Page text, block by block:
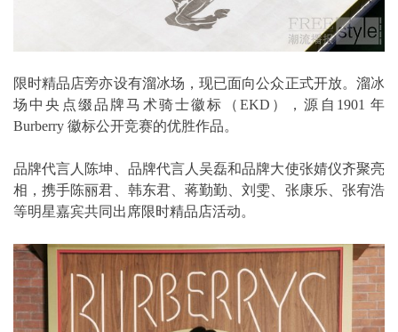
限时精品店旁亦设有溜冰场，现已面向公众正式开放。溜冰
场中央点缀品牌马术骑士徽标（EKD），源自1901 年
Burberry 徽标公开竞赛的优胜作品。
品牌代言人陈坤、品牌代言人吴磊和品牌大使张婧仪齐聚亮
相，携手陈丽君、韩东君、蒋勤勤、刘雯、张康乐、张宥浩
等明星嘉宾共同出席限时精品店活动。